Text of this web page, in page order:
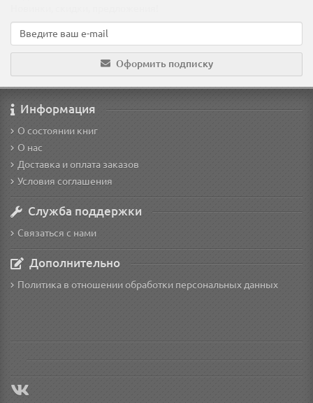
Оформить подписку
Информация
О состоянии книг
О нас
Доставка и оплата заказов
Условия соглашения
Служба поддержки
Связаться с нами
Дополнительно
Политика в отношении обработки персональных данных